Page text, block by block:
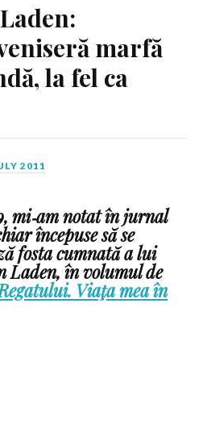
marfă
la fel ca
2011
mi‑am notat în jurnal
începuse să se
fosta cumnată a lui
Laden, în volumul de
Viaţa mea în